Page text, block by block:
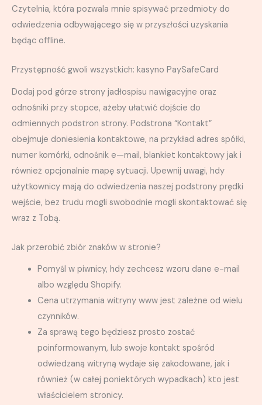
Czytelnia, która pozwala mnie spisywać przedmioty do
odwiedzenia odbywającego się w przyszłości uzyskania
będąc offline.
Przystępność gwoli wszystkich: kasyno PaySafeCard
Dodaj pod górze strony jadłospisu nawigacyjne oraz
odnośniki przy stopce, ażeby ułatwić dojście do
odmiennych podstron strony. Podstrona “Kontakt”
obejmuje doniesienia kontaktowe, na przykład adres spółki,
numer komórki, odnośnik e—mail, blankiet kontaktowy jak i
również opcjonalnie mapę sytuacji. Upewnij uwagi, hdy
użytkownicy mają do odwiedzenia naszej podstrony prędki
wejście, bez trudu mogli swobodnie mogli skontaktować się
wraz z Tobą.
Jak przerobić zbiór znaków w stronie?
Pomyśl w piwnicy, hdy zechcesz wzoru dane e-mail
albo względu Shopify.
Cena utrzymania witryny www jest zależne od wielu
czynników.
Za sprawą tego będziesz prosto zostać
poinformowanym, lub swoje kontakt spośród
odwiedzaną witryną wydaje się zakodowane, jak i
również (w całej poniektórych wypadkach) kto jest
właścicielem stronicy.